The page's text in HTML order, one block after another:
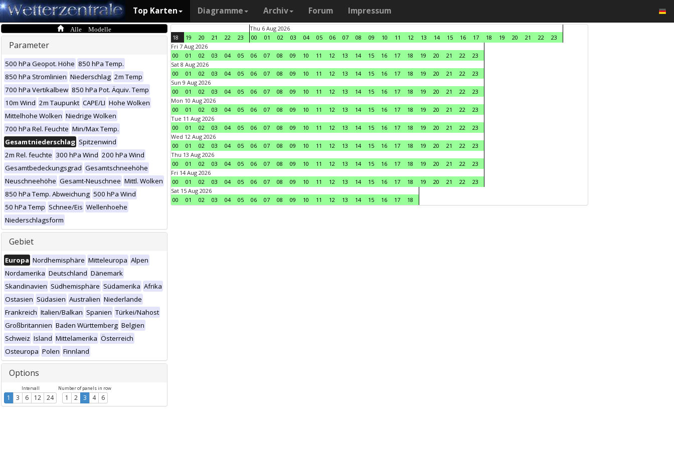
Top Karten Diagramme Archiv Forum Impressum
Alle Modelle
Parameter
500 hPa Geopot. Höhe 850 hPa Temp.
850 hPa Stromlinien Niederschlag 2m Temp
700 hPa Vertikalbew 850 hPa Pot. Äquiv. Temp
10m Wind 2m Taupunkt CAPE/LI Hohe Wolken
Mittelhohe Wolken Niedrige Wolken
700 hPa Rel. Feuchte Min/Max Temp.
Gesamtniederschlag Spitzenwind
2m Rel. feuchte 300 hPa Wind 200 hPa Wind
Gesamtbedeckungsgrad Gesamtschneehöhe
Neuschneehöhe Gesamt-Neuschnee Mittl. Wolken
850 hPa Temp. Abweichung 500 hPa Wind
50 hPa Temp Schnee/Eis Wellenhoehe
Niederschlagsform
Gebiet
Europa Nordhemisphäre Mitteleuropa Alpen
Nordamerika Deutschland Dänemark
Skandinavien Südhemisphäre Südamerika Afrika
Ostasien Südasien Australien Niederlande
Frankreich Italien/Balkan Spanien Türkei/Nahost
Großbritannien Baden Württemberg Belgien
Schweiz Island Mittelamerika Österreich
Osteuropa Polen Finnland
Options
Intervall
1 3 6 12 24
Number of panels in row
1 2 3 4 6
18 19 20 21 22 23
Thu 6 Aug 2026
00
01 02 03 04 05 06 07 08 09 10 11 12 13 14 15 16 17 18 19 20 21 22
23
Fri 7 Aug 2026
00
01 02 03 04 05 06 07 08 09 10 11 12 13 14 15 16 17 18 19 20 21 22
23
Sat 8 Aug 2026
00
01 02 03 04 05 06 07 08 09 10 11 12 13 14 15 16 17 18 19 20 21 22
23
Sun 9 Aug 2026
00
01 02 03 04 05 06 07 08 09 10 11 12 13 14 15 16 17 18 19 20 21 22
23
Mon 10 Aug 2026
00
01 02 03 04 05 06 07 08 09 10 11 12 13 14 15 16 17 18 19 20 21 22
23
Tue 11 Aug 2026
00
01 02 03 04 05 06 07 08 09 10 11 12 13 14 15 16 17 18 19 20 21 22
23
Wed 12 Aug 2026
00
01 02 03 04 05 06 07 08 09 10 11 12 13 14 15 16 17 18 19 20 21 22
23
Thu 13 Aug 2026
00
01 02 03 04 05 06 07 08 09 10 11 12 13 14 15 16 17 18 19 20 21 22
23
Fri 14 Aug 2026
00
01 02 03 04 05 06 07 08 09 10 11 12 13 14 15 16 17 18 19 20 21 22
23
Sat 15 Aug 2026
00
01 02 03 04 05 06 07 08 09 10 11 12 13 14 15 16 17 18